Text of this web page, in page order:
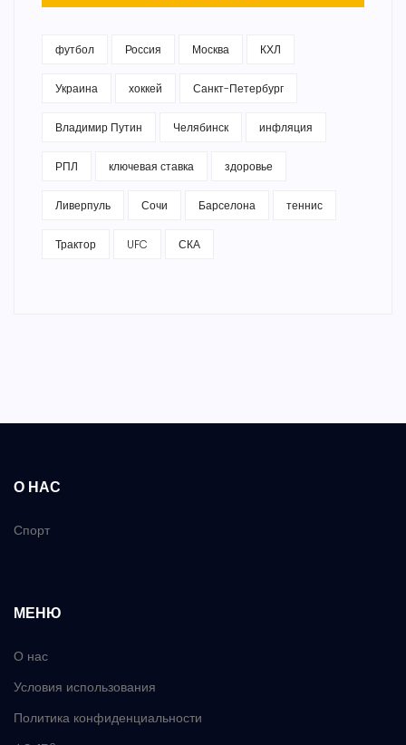
футбол Россия Москва КХЛ
Украина хоккей Санкт-Петербург
Владимир Путин Челябинск инфляция
РПЛ ключевая ставка здоровье
Ливерпуль Сочи Барселона теннис
Трактор UFC СКА
О НАС
Спорт
МЕНЮ
О нас
Условия использования
Политика конфиденциальности